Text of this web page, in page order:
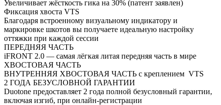
Увеличивает жёсткость гика на 30% (патент заявлен)
Фиксация хвоста VTS
Благодаря встроенному визуальному индикатору и
маркировке шкотов вы получаете идеальную настройку
оттяжки при каждой сессии
ПЕРЕДНЯЯ ЧАСТЬ
iFRONT 2.0 — самая лёгкая литая передняя часть в мире
ХВОСТОВАЯ ЧАСТЬ
ВНУТРЕННЯЯ ХВОСТОВАЯ ЧАСТЬ с креплением VTS
2 ГОДА БЕЗУСЛОВНОЙ ГАРАНТИИ
Duotone предоставляет 2 года полной безусловный гарантии,
включая изгиб, при онлайн-регистрации